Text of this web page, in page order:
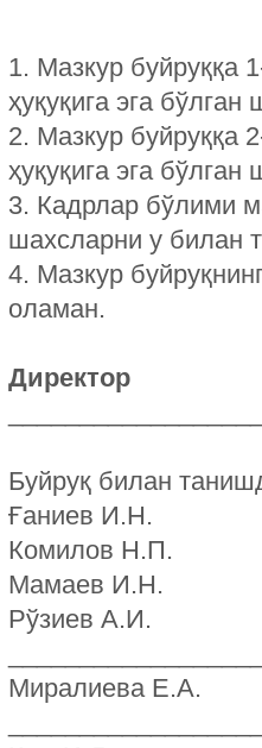
1. Мазкур буйруққа
ҳуқуқига эга
2. Мазкур буйруққа
ҳуқуқига эга
3. Кадрлар бўлими
шахсларни у билан
4. Мазкур
оламан.
Буйруқ билан
Ғаниев И.Н.
Комилов Н.П.
Мамаев И.Н.
Рўзиев